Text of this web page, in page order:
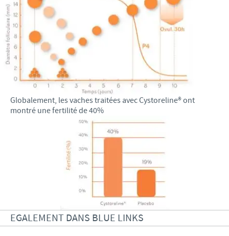
Globalement, les vaches traitées avec Cystoreline® ont
montré une fertilité de 40%
EGALEMENT DANS BLUE LINKS